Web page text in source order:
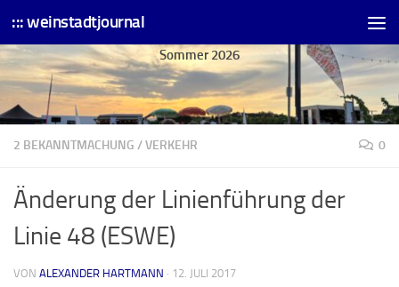
Skip to content
::: weinstadtjournal
Sommer 2026
2 BEKANNTMACHUNG /VERKEHR 0
Änderung der Linienführung der
Linie 48 (ESWE)
VON ALEXANDER HARTMANN · 12. JULI 2017